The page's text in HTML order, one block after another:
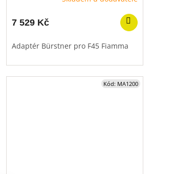
7 529 Kč
Adaptér Bürstner pro F45 Fiamma
Kód: MA1200